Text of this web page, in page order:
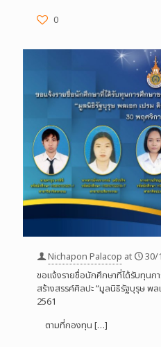
0
Nichapon Palacop at
30/
ขอแจ้งรายชื่อนักศึกษาที่ได้รับทุนก
สร้างสรรค์ศิลปะ “มูลนิธิรัฐบุรุษ พ
2561
ตามที่กองทุน […]